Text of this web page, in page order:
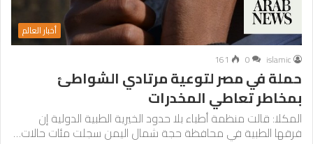
أخبار العالم
islamic
0
161
حملة في مصر لتوعية مرتادي الشواطئ
بمخاطر تعاطي المخدرات
المكلا: قالت منظمة أطباء بلا حدود الخيرية الطبية الدولية إن
فرقها الطبية في محافظة حجة شمال اليمن سجلت مئات حالات…